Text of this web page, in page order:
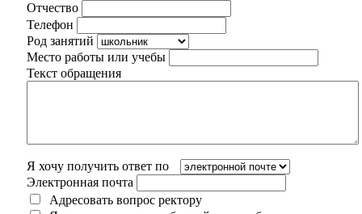
Отчество
Телефон
Род занятий
Место работы или учебы
Текст обращения
Я хочу получить ответ по
Электронная почта
Адресовать вопрос ректору